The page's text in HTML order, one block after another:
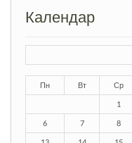
Календар
Пн Вт Ср
1
6 7 8